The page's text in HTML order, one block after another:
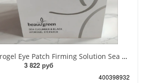
BeauuGreen Hydrogel Eye Patch Firming Solution Sea Cocumber & Black Гидрогелевые патчи для кожи вокруг глаз с экстрактом черного морского огурца 60 шт 90 гр
3 822 руб
400398932